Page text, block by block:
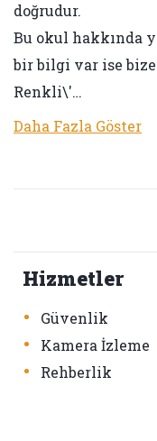
doğrudur.
Bu okul hakkında
bir bilgi var ise
Renkli\'…
Daha Fazla Göster
Hizmetler
• Güvenlik
• Kamera İzleme
• Rehberlik